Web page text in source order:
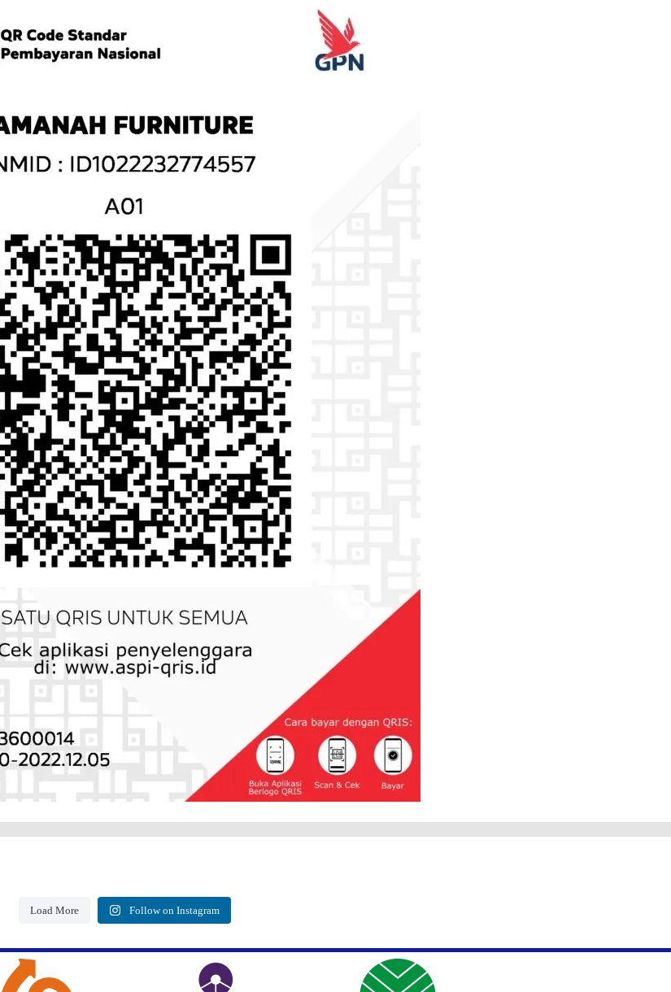
Load More Follow on Instagram